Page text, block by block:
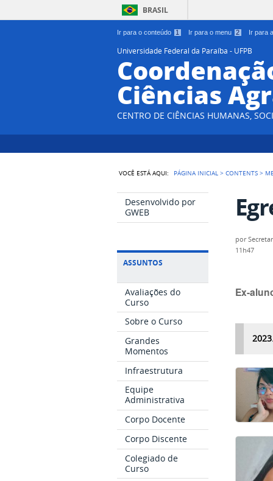
Ir para o conteúdo 1 Ir para o menu 2 Ir para
BRASIL
Universidade Federal da Paraíba - UFPB
Ciências
CENTRO DE CIÊNCIAS HUMANAS,
VOCÊ ESTÁ AQUI: PÁGINA INICIAL >CONTENTS >
Desenvolvido por
GWEB
ASSUNTOS
Avaliações do
Curso
Sobre o Curso
Grandes
Momentos
Infraestrutura
Equipe
Administrativa
Corpo Docente
Corpo Discente
Colegiado de
Curso
por
11h47
Ex-